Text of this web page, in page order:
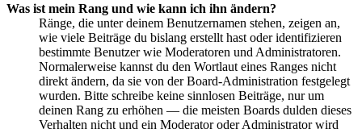
Was ist mein Rang und wie kann ich ihn ändern?
Ränge, die unter deinem Benutzernamen stehen, zeigen an,
wie viele Beiträge du bislang erstellt hast oder identifizieren
bestimmte Benutzer wie Moderatoren und Administratoren.
Normalerweise kannst du den Wortlaut eines Ranges nicht
direkt ändern, da sie von der Board-Administration festgelegt
wurden. Bitte schreibe keine sinnlosen Beiträge, nur um
deinen Rang zu erhöhen — die meisten Boards dulden dieses
Verhalten nicht und ein Moderator oder Administrator wird